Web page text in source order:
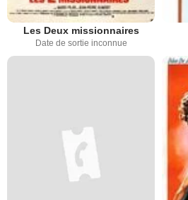
Les Deux missionnaires
Date de sortie inconnue